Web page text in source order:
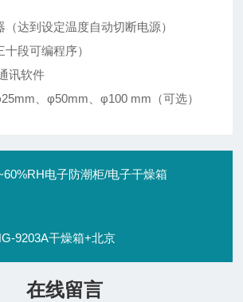
达到设定温度自动切断电源）
段可编程序）
讯软件
、φ50mm、φ100 mm（可选）
电子防潮柜/电子干燥箱
9203A干燥箱+北京
在线留言